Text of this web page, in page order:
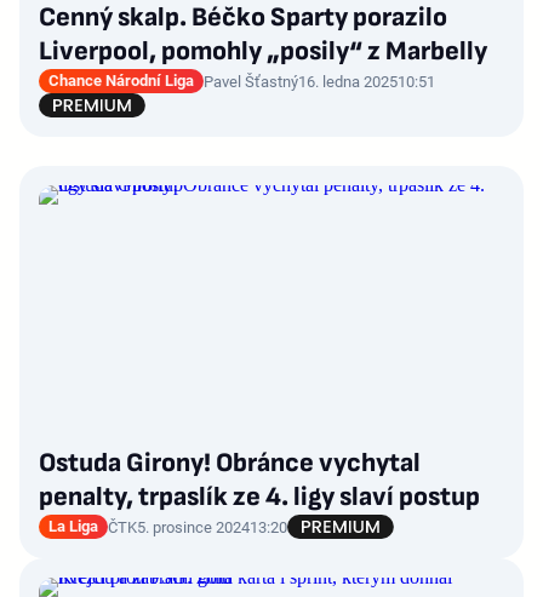
Cenný skalp. Béčko Sparty porazilo
Liverpool, pomohly „posily“ z Marbelly
Chance Národní Liga Pavel Šťastný16. ledna 202510:51
Ostuda Girony! Obránce vychytal
penalty, trpaslík ze 4. ligy slaví postup
La Liga ČTK5. prosince 202413:20